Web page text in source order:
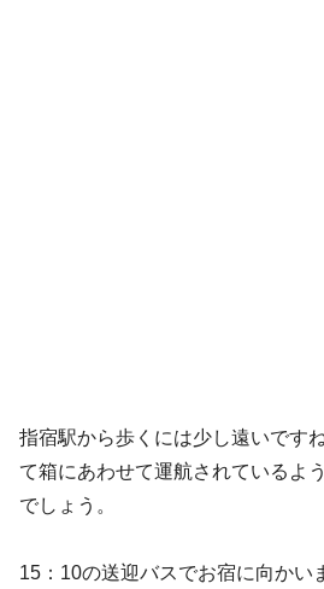
指宿駅から歩くには少し遠いです
て箱にあわせて運航されているよ
でしょう。
15：10の送迎バスでお宿に向かい